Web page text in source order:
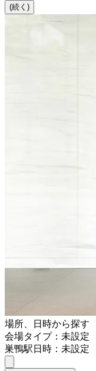
(続く)
場所、日時から探す
会場タイプ：未設定
巣鴨駅日時：未設定